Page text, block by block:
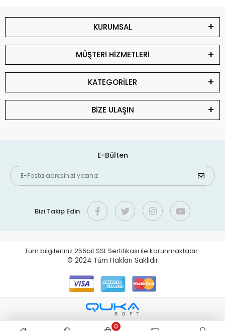
KURUMSAL
MÜŞTERİ HİZMETLERİ
KATEGORİLER
BİZE ULAŞIN
E-Bülten
Bizi Takip Edin
Tüm bilgileriniz 256bit SSL Sertifikası ile korunmaktadır.
© 2024 Tüm Hakları Saklıdır
0